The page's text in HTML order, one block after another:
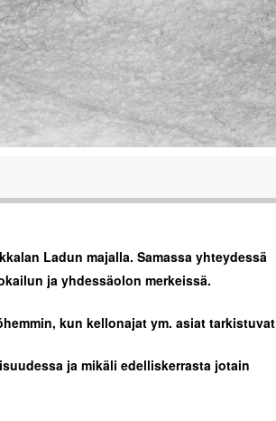
Ladun majalla. Samassa yhteydessä
ja yhdessäolon merkeissä.
kun kellonajat ym. asiat tarkistuvat
ja mikäli edelliskerrasta jotain